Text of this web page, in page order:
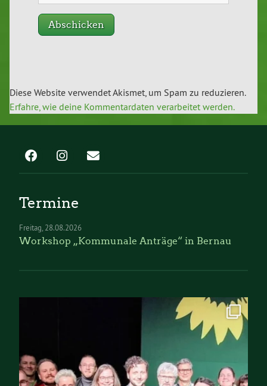
Diese Website verwendet Akismet, um Spam zu reduzieren.
Erfahre, wie deine Kommentardaten verarbeitet werden.
Termine
Freitag 28.08.2026
Workshop „Kommunale Anträge“ in Bernau